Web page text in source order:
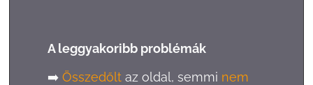
A leggyakoribb problémák
➡️Összedőlt az oldal, semmi nem